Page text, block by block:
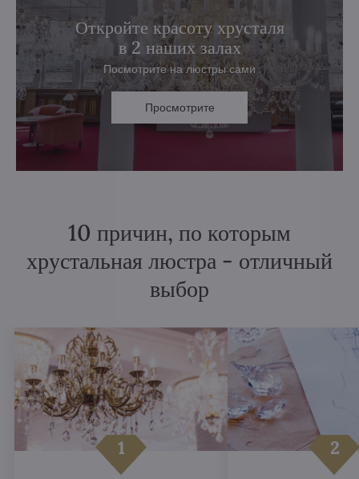
Откройте красоту хрусталя
в 2 наших залах
Посмотрите на люстры сами
Просмотрите
10 причин, по которым
хрустальная люстра - отличный
выбор